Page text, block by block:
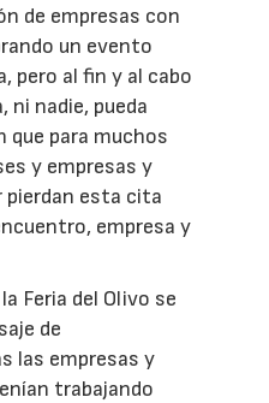
de empresas con
un evento
pero al fin y al cabo
ni nadie, pueda
que para muchos
y empresas y
esta cita
empresa y
Feria del Olivo se
de
las empresas y
trabajando